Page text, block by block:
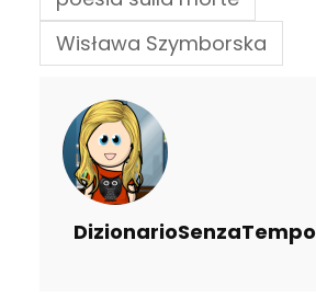
Wisława Szymborska
DizionarioSenzaTempo